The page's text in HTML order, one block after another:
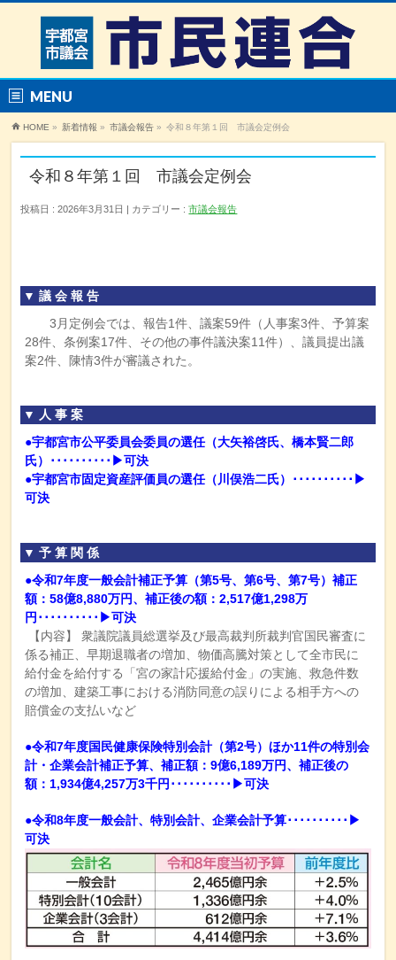
MENU
HOME » 新着情報 » 市議会報告 » 令和８年第１回 市議会定例会
令和８年第１回 市議会定例会
投稿日 : 2026年3月31日 カテゴリー :市議会報告
▼ 議 会 報 告
3月定例会では、報告1件、議案59件（人事案3件、予算案
28件、条例案17件、その他の事件議決案11件）、議員提出議
案2件、陳情3件が審議された。
▼ 人 事 案
●宇都宮市公平委員会委員の選任（大矢裕啓氏、橋本賢二郎
氏） ･･････････▶可決
●宇都宮市固定資産評価員の選任（川俣浩二氏） ･･････････▶
可決
▼ 予 算 関 係
●令和7年度一般会計補正予算（第5号、第6号、第7号）補正
額：58億8,880万円、補正後の額：2,517億1,298万
円･･････････▶可決
【内容】 衆議院議員総選挙及び最高裁判所裁判官国民審査に
係る補正、早期退職者の増加、物価高騰対策として全市民に
給付金を給付する「宮の家計応援給付金」の実施、救急件数
の増加、建築工事における消防同意の誤りによる相手方への
賠償金の支払いなど
●令和7年度国民健康保険特別会計（第2号）ほか11件の特別会
計・企業会計補正予算、補正額：9億6,189万円、補正後の
額：1,934億4,257万3千円･･････････▶可決
●令和8年度一般会計、特別会計、企業会計予算･･････････▶
可決